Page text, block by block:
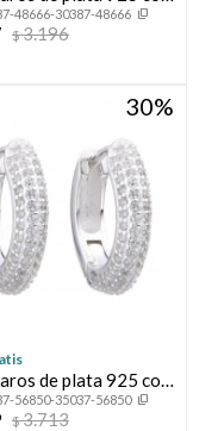
oro rosado con
HOJAS.
48666-30387-48666
$3.196
30
de plata 925 con
56850-35037-56850
$3.713